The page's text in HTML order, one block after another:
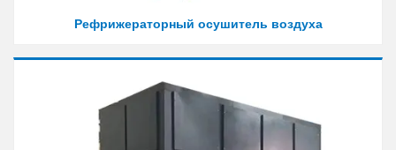
Рефрижераторный осушитель воздуха